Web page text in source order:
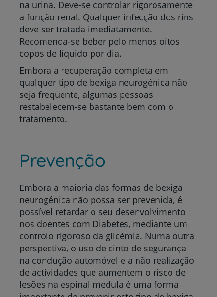
na urina. Deve-se controlar rigorosamente
a função renal. Qualquer infecção dos rins
deve ser tratada imediatamente.
Recomenda-se beber pelo menos oitos
copos de líquido por dia.
Embora a recuperação completa em
qualquer tipo de bexiga neurogénica não
seja frequente, algumas pessoas
restabelecem-se bastante bem com o
tratamento.
Prevenção
Embora a maioria das formas de bexiga
neurogénica não possa ser prevenida, é
possível retardar o seu desenvolvimento
nos doentes com Diabetes, mediante um
controlo rigoroso da glicémia. Numa outra
perspectiva, o uso de cinto de segurança
na condução automóvel e a não realização
de actividades que aumentem o risco de
lesões na espinal medula é uma forma